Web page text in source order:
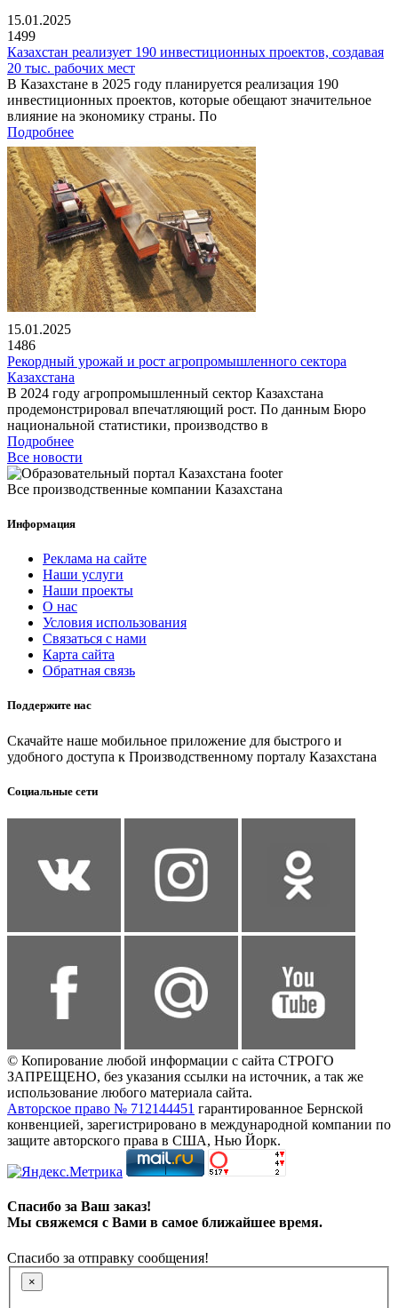
15.01.2025
1499
Казахстан реализует 190 инвестиционных проектов, создавая
20 тыс. рабочих мест
В Казахстане в 2025 году планируется реализация 190
инвестиционных проектов, которые обещают значительное
влияние на экономику страны. По
Подробнее
15.01.2025
1486
Рекордный урожай и рост агропромышленного сектора
Казахстана
В 2024 году агропромышленный сектор Казахстана
продемонстрировал впечатляющий рост. По данным Бюро
национальной статистики, производство в
Подробнее
Все новости
Все производственные компании Казахстана
Информация
Реклама на сайте
Наши услуги
Наши проекты
О нас
Условия использования
Связаться с нами
Карта сайта
Обратная связь
Поддержите нас
Скачайте наше мобильное приложение для быстрого и
удобного доступа к Производственному порталу Казахстана
Социальные сети
© Копирование любой информации с сайта СТРОГО
ЗАПРЕЩЕНО, без указания ссылки на источник, а так же
использование любого материала сайта.
Авторское право № 712144451 гарантированное Бернской
конвенцией, зарегистрировано в международной компании по
защите авторского права в США, Нью Йорк.
Спасибо за Ваш заказ!
Мы свяжемся с Вами в самое ближайшее время.
Спасибо за отправку сообщения!
×